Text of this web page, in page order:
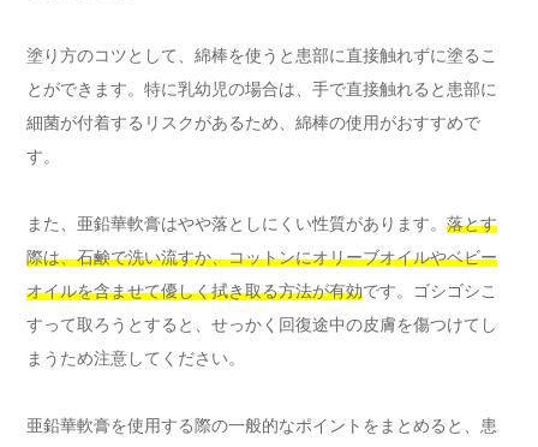
塗り方のコツとして、綿棒を使うと患部に直接触れずに塗るこ
とができます。特に乳幼児の場合は、手で直接触れると患部に
細菌が付着するリスクがあるため、綿棒の使用がおすすめで
す。
また、亜鉛華軟膏はやや落としにくい性質があります。 落とす
際は、石鹸で洗い流すか、コットンにオリーブオイルやベビー
オイルを含ませて優しく拭き取る方法が有効です。ゴシゴシこ
すって取ろうとすると、せっかく回復途中の皮膚を傷つけてし
まうため注意してください。
亜鉛華軟膏を使用する際の一般的なポイントをまとめると、患